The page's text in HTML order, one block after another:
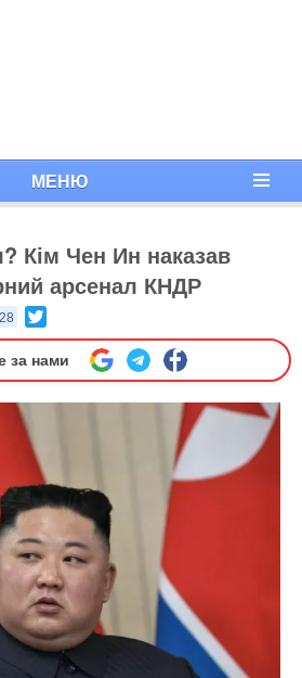
МЕНЮ
Кім Чен Ин наказав
арсенал КНДР
за нами